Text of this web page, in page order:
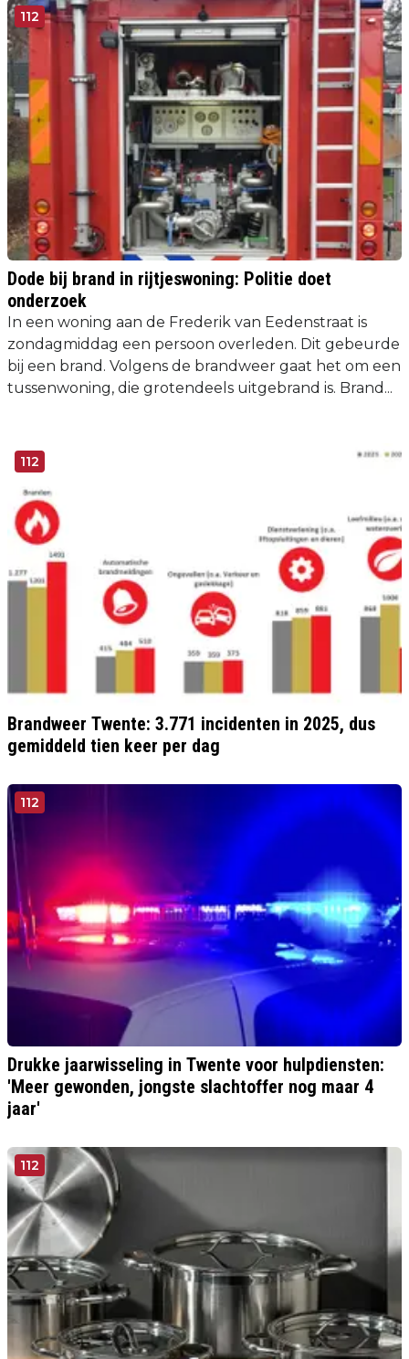
112
Dode bij brand in rijtjeswoning: Politie doet
onderzoek
In een woning aan de Frederik van Eedenstraat is
zondagmiddag een persoon overleden. Dit gebeurde
bij een brand. Volgens de brandweer gaat het om een
tussenwoning, die grotendeels uitgebrand is. Brand...
112
Brandweer Twente: 3.771 incidenten in 2025, dus
gemiddeld tien keer per dag
112
Drukke jaarwisseling in Twente voor hulpdiensten:
'Meer gewonden, jongste slachtoffer nog maar 4
jaar'
112